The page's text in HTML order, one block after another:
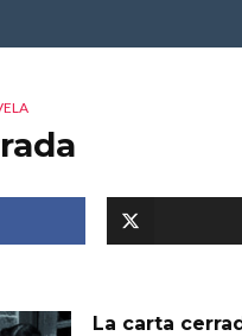
La carta